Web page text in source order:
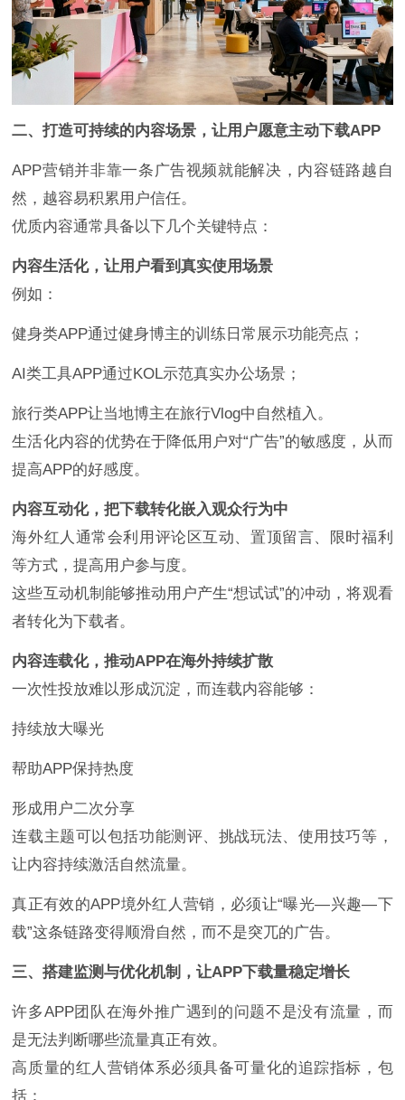
二、打造可持续的内容场景，让用户愿意主动下载APP
APP营销并非靠一条广告视频就能解决，内容链路越自
然，越容易积累用户信任。
优质内容通常具备以下几个关键特点：
内容生活化，让用户看到真实使用场景
例如：
健身类APP通过健身博主的训练日常展示功能亮点；
AI类工具APP通过KOL示范真实办公场景；
旅行类APP让当地博主在旅行Vlog中自然植入。
生活化内容的优势在于降低用户对“广告”的敏感度，从而
提高APP的好感度。
内容互动化，把下载转化嵌入观众行为中
海外红人通常会利用评论区互动、置顶留言、限时福利
等方式，提高用户参与度。
这些互动机制能够推动用户产生“想试试”的冲动，将观看
者转化为下载者。
内容连载化，推动APP在海外持续扩散
一次性投放难以形成沉淀，而连载内容能够：
持续放大曝光
帮助APP保持热度
形成用户二次分享
连载主题可以包括功能测评、挑战玩法、使用技巧等，
让内容持续激活自然流量。
真正有效的APP境外红人营销，必须让“曝光—兴趣—下
载”这条链路变得顺滑自然，而不是突兀的广告。
三、搭建监测与优化机制，让APP下载量稳定增长
许多APP团队在海外推广遇到的问题不是没有流量，而
是无法判断哪些流量真正有效。
高质量的红人营销体系必须具备可量化的追踪指标，包
括：